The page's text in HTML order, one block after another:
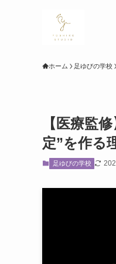
ホーム 足ゆびの学校
【医療監
定”を作る
足ゆびの学校